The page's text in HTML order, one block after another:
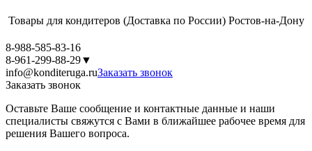
Товары для кондитеров (Доставка по России) Ростов-на-Дону
8-988-585-83-16
8-961-299-88-29▼
info@konditeruga.ruЗаказать звонок
Заказать звонок
Оставьте Ваше сообщение и контактные данные и наши
специалисты свяжутся с Вами в ближайшее рабочее время для
решения Вашего вопроса.